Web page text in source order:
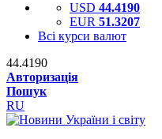
USD 44.4190
EUR 51.3207
Всі курси валют
44.4190
Авторизація
Пошук
RU